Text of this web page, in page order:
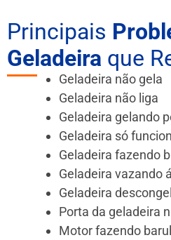
Principais
Geladeira que
Geladeira não gela
Geladeira não liga
Geladeira gelando
Geladeira só
Geladeira fazendo
Geladeira vazando
Geladeira
Porta da geladeira
Motor fazendo